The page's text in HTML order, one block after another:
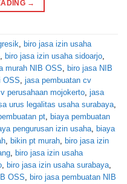
→
, biro jasa izin usaha
, biro jasa izin usaha sidoarjo,
murah NIB OSS, biro jasa NIB
OSS, jasa pembuatan cv
perusahaan mojokerto, jasa
urus legalitas usaha surabaya,
pt, biaya pembuatan
pengurusan izin usaha, biaya
, bikin pt murah, biro jasa izin
, biro jasa izin usaha
, biro jasa izin usaha surabaya,
OSS, biro jasa pembuatan NIB